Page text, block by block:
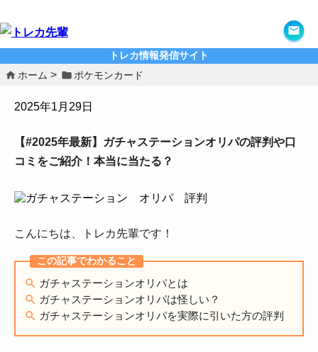
トレカ情報発信サイト
ホーム ポケモンカード
2025年1月29日
【#2025年最新】ガチャステーションオリパの評判や口
コミをご紹介！本当に当たる？
こんにちは、トレカ先輩です！
ガチャステーションオリパとは
ガチャステーションオリパは怪しい？
ガチャステーションオリパを実際に引いた方の評判